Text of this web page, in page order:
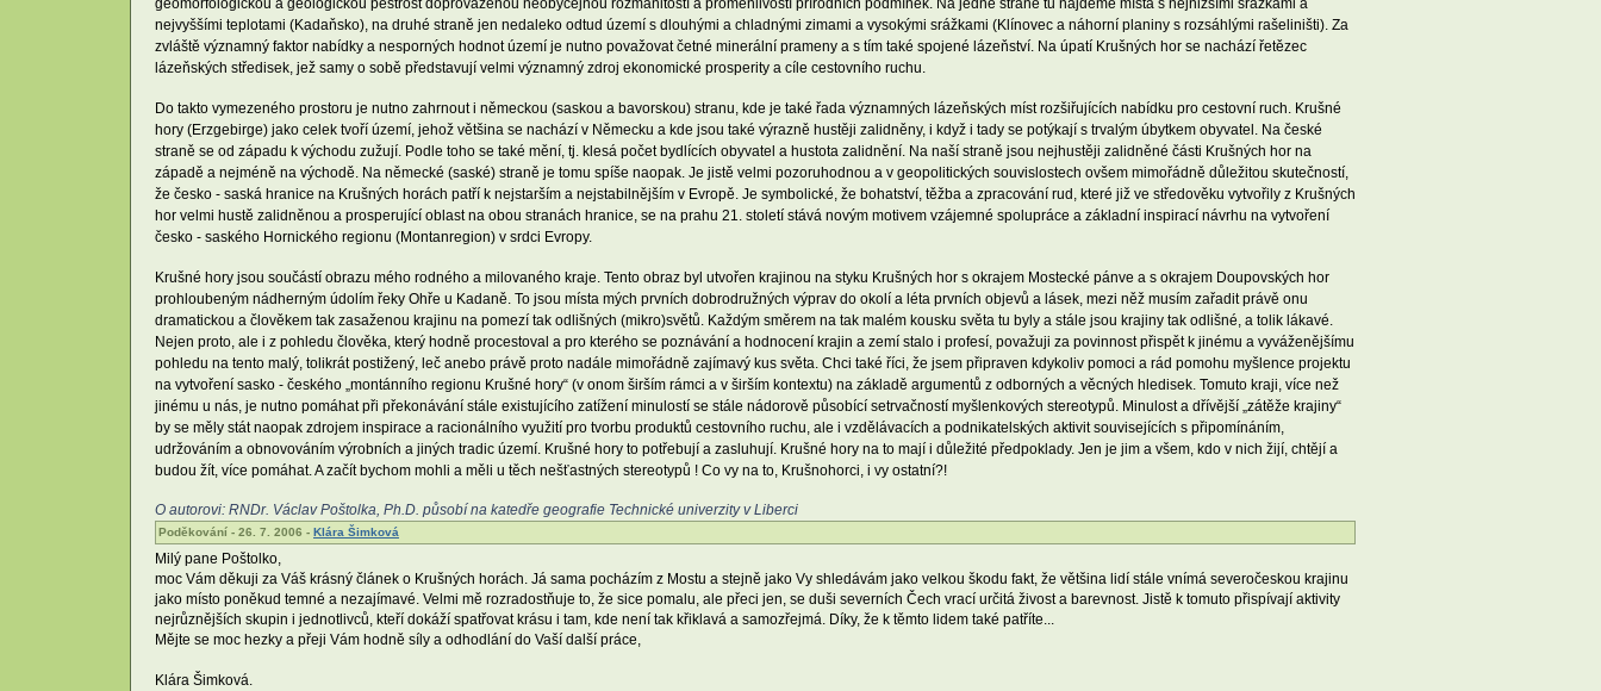
geomorfologickou a geologickou pestrost doprovázenou neobyčejnou rozmanitostí a proměnlivostí přírodních podmínek. Na jedné straně tu najdeme místa s nejnižšími srážkami a
nejvyššími teplotami (Kadaňsko), na druhé straně jen nedaleko odtud území s dlouhými a chladnými zimami a vysokými srážkami (Klínovec a náhorní planiny s rozsáhlými rašeliništi). Za
zvláště významný faktor nabídky a nesporných hodnot území je nutno považovat četné minerální prameny a s tím také spojené lázeňství. Na úpatí Krušných hor se nachází řetězec
lázeňských středisek, jež samy o sobě představují velmi významný zdroj ekonomické prosperity a cíle cestovního ruchu.
Do takto vymezeného prostoru je nutno zahrnout i německou (saskou a bavorskou) stranu, kde je také řada významných lázeňských míst rozšiřujících nabídku pro cestovní ruch. Krušné
hory (Erzgebirge) jako celek tvoří území, jehož většina se nachází v Německu a kde jsou také výrazně hustěji zalidněny, i když i tady se potýkají s trvalým úbytkem obyvatel. Na české
straně se od západu k východu zužují. Podle toho se také mění, tj. klesá počet bydlících obyvatel a hustota zalidnění. Na naší straně jsou nejhustěji zalidněné části Krušných hor na
západě a nejméně na východě. Na německé (saské) straně je tomu spíše naopak. Je jistě velmi pozoruhodnou a v geopolitických souvislostech ovšem mimořádně důležitou skutečností,
že česko - saská hranice na Krušných horách patří k nejstarším a nejstabilnějším v Evropě. Je symbolické, že bohatství, těžba a zpracování rud, které již ve středověku vytvořily z Krušných
hor velmi hustě zalidněnou a prosperující oblast na obou stranách hranice, se na prahu 21. století stává novým motivem vzájemné spolupráce a základní inspirací návrhu na vytvoření
česko - saského Hornického regionu (Montanregion) v srdci Evropy.
Krušné hory jsou součástí obrazu mého rodného a milovaného kraje. Tento obraz byl utvořen krajinou na styku Krušných hor s okrajem Mostecké pánve a s okrajem Doupovských hor
prohloubeným nádherným údolím řeky Ohře u Kadaně. To jsou místa mých prvních dobrodružných výprav do okolí a léta prvních objevů a lásek, mezi něž musím zařadit právě onu
dramatickou a člověkem tak zasaženou krajinu na pomezí tak odlišných (mikro)světů. Každým směrem na tak malém kousku světa tu byly a stále jsou krajiny tak odlišné, a tolik lákavé.
Nejen proto, ale i z pohledu člověka, který hodně procestoval a pro kterého se poznávání a hodnocení krajin a zemí stalo i profesí, považuji za povinnost přispět k jinému a vyváženějšímu
pohledu na tento malý, tolikrát postižený, leč anebo právě proto nadále mimořádně zajímavý kus světa. Chci také říci, že jsem připraven kdykoliv pomoci a rád pomohu myšlence projektu
na vytvoření sasko - českého „montánního regionu Krušné hory“ (v onom širším rámci a v širším kontextu) na základě argumentů z odborných a věcných hledisek. Tomuto kraji, více než
jinému u nás, je nutno pomáhat při překonávání stále existujícího zatížení minulostí se stále nádorově působící setrvačností myšlenkových stereotypů. Minulost a dřívější „zátěže krajiny“
by se měly stát naopak zdrojem inspirace a racionálního využití pro tvorbu produktů cestovního ruchu, ale i vzdělávacích a podnikatelských aktivit souvisejících s připomínáním,
udržováním a obnovováním výrobních a jiných tradic území. Krušné hory to potřebují a zasluhují. Krušné hory na to mají i důležité předpoklady. Jen je jim a všem, kdo v nich žijí, chtějí a
budou žít, více pomáhat. A začít bychom mohli a měli u těch nešťastných stereotypů ! Co vy na to, Krušnohorci, i vy ostatní?!
O autorovi: RNDr. Václav Poštolka, Ph.D. působí na katedře geografie Technické univerzity v Liberci
Poděkování - 26. 7. 2006 - Klára Šimková
Milý pane Poštolko,
moc Vám děkuji za Váš krásný článek o Krušných horách. Já sama pocházím z Mostu a stejně jako Vy shledávám jako velkou škodu fakt, že většina lidí stále vnímá severočeskou krajinu
jako místo poněkud temné a nezajímavé. Velmi mě rozradostňuje to, že sice pomalu, ale přeci jen, se duši severních Čech vrací určitá živost a barevnost. Jistě k tomuto přispívají aktivity
nejrůznějších skupin i jednotlivců, kteří dokáží spatřovat krásu i tam, kde není tak křiklavá a samozřejmá. Díky, že k těmto lidem také patříte...
Mějte se moc hezky a přeji Vám hodně síly a odhodlání do Vaší další práce,
Klára Šimková.